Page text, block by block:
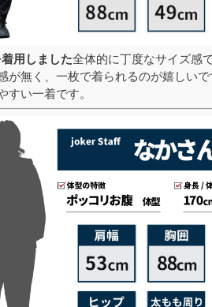
用しました全体的に丁度なサイズ感
が無く、一枚で着られるのが嬉しい
すい一着です。